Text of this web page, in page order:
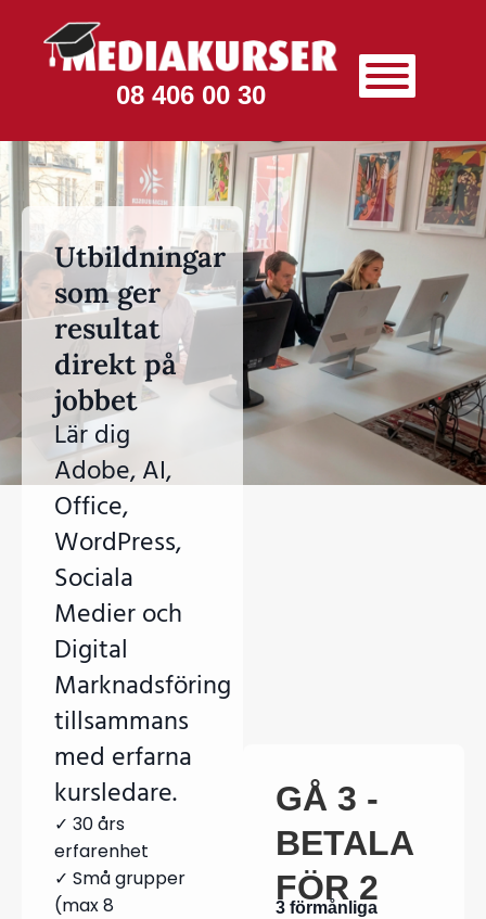
08 406 00 30
Utbildningar
som ger
resultat
direkt på
jobbet
Lär dig
Adobe, AI,
Office,
WordPress,
Sociala
Medier och
Digital
Marknadsföring
tillsammans
med erfarna
kursledare.
✓ 30 års
erfarenhet
✓ Små grupper
(max 8
GÅ 3 -
BETALA
FÖR 2
3 förmånliga